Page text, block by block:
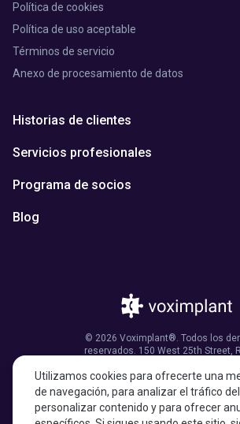
Política de cookies
Política de uso aceptable
Términos de servicio
Anexo de procesamiento de datos
Historias de clientes
Servicios profesionales
Programa de socios
Blog
© 2026 Voximplant®. Todos los
reservados. 150 West 25th Street,
América
Utilizamos cookies para ofrecerte una
de navegación, para analizar el tráfico
personalizar contenido y para ofrecer